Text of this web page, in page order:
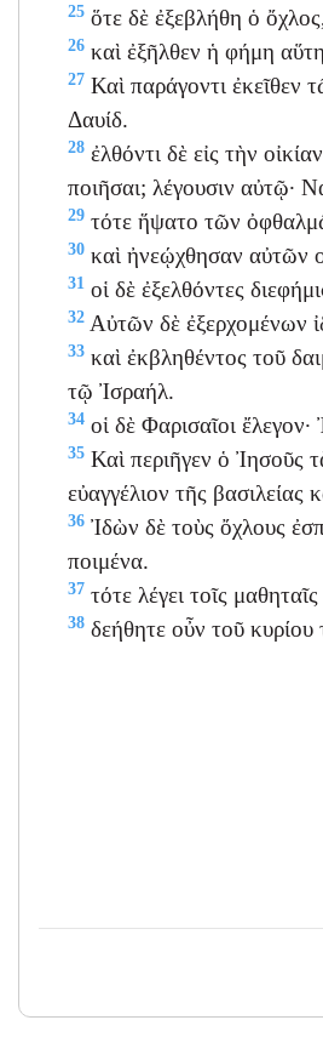
25 ὅτε δὲ ἐξεβλήθη ὁ
26 καὶ ἐξῆλθεν ἡ φήμη
27 Καὶ παράγοντι ἐκεῖθεν
Δαυίδ.
28 ἐλθόντι δὲ εἰς τὴν
ποιῆσαι; λέγουσιν αὐτῷ·
29 τότε ἥψατο τῶν
30 καὶ ἠνεῴχθησαν αὐτῶν
31 οἱ δὲ ἐξελθόντες
32 Αὐτῶν δὲ ἐξερχομένων
33 καὶ ἐκβληθέντος τοῦ
τῷ Ἰσραήλ.
34 οἱ δὲ Φαρισαῖοι
35 Καὶ περιῆγεν ὁ Ἰησοῦς
εὐαγγέλιον τῆς
36 Ἰδὼν δὲ τοὺς ὄχλους
ποιμένα.
37 τότε λέγει τοῖς
38 δεήθητε οὖν τοῦ